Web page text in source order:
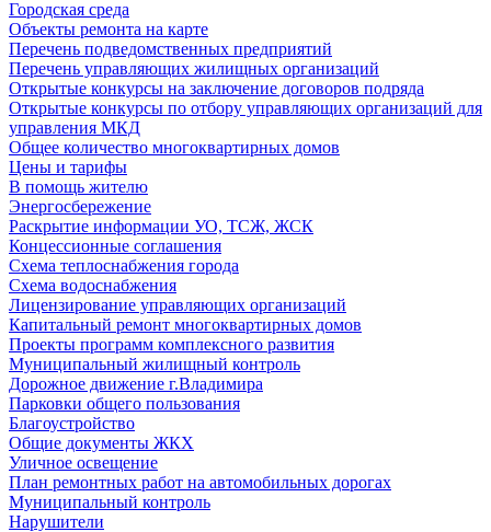
Городская среда
Объекты ремонта на карте
Перечень подведомственных предприятий
Перечень управляющих жилищных организаций
Открытые конкурсы на заключение договоров подряда
Открытые конкурсы по отбору управляющих организаций для
управления МКД
Общее количество многоквартирных домов
Цены и тарифы
В помощь жителю
Энергосбережение
Раскрытие информации УО, ТСЖ, ЖСК
Концессионные соглашения
Схема теплоснабжения города
Схема водоснабжения
Лицензирование управляющих организаций
Капитальный ремонт многоквартирных домов
Проекты программ комплексного развития
Муниципальный жилищный контроль
Дорожное движение г.Владимира
Парковки общего пользования
Благоустройство
Общие документы ЖКХ
Уличное освещение
План ремонтных работ на автомобильных дорогах
Муниципальный контроль
Нарушители